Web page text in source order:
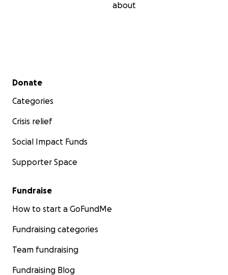
about
Secondary menu
Donate
Categories
Crisis relief
Social Impact Funds
Supporter Space
Fundraise
How to start a GoFundMe
Fundraising categories
Team fundraising
Fundraising Blog